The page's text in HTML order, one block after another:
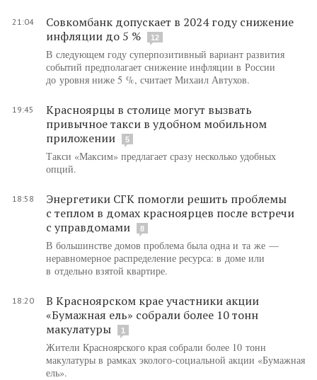
21:04
Совкомбанк допускает в 2024 году снижение
инфляции до 5 %
12
В следующем году суперпозитивный вариант развития
событий предполагает снижение инфляции в России
до уровня ниже 5 %, считает Михаил Автухов.
19:45
Красноярцы в столице могут вызвать
привычное такси в удобном мобильном
приложении
5
Такси «Максим» предлагает сразу несколько удобных
опций.
18:58
Энергетики СГК помогли решить проблемы
с теплом в домах красноярцев после встречи
с управдомами
8
В большинстве домов проблема была одна и та же —
неравномерное распределение ресурса: в доме или
в отдельно взятой квартире.
18:20
В Красноярском крае участники акции
«Бумажная ель» собрали более 10 тонн
макулатуры
1
Жители Красноярского края собрали более 10 тонн
макулатуры в рамках эколого-социальной акции «Бумажная
ель».